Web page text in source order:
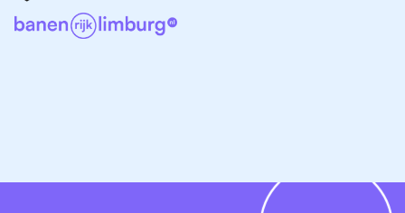
door te groeien binnen ons bureau;
Werken met innovatieve technieken zoals BIM,
Virtual Reality en hoogwaardige visualisaties;